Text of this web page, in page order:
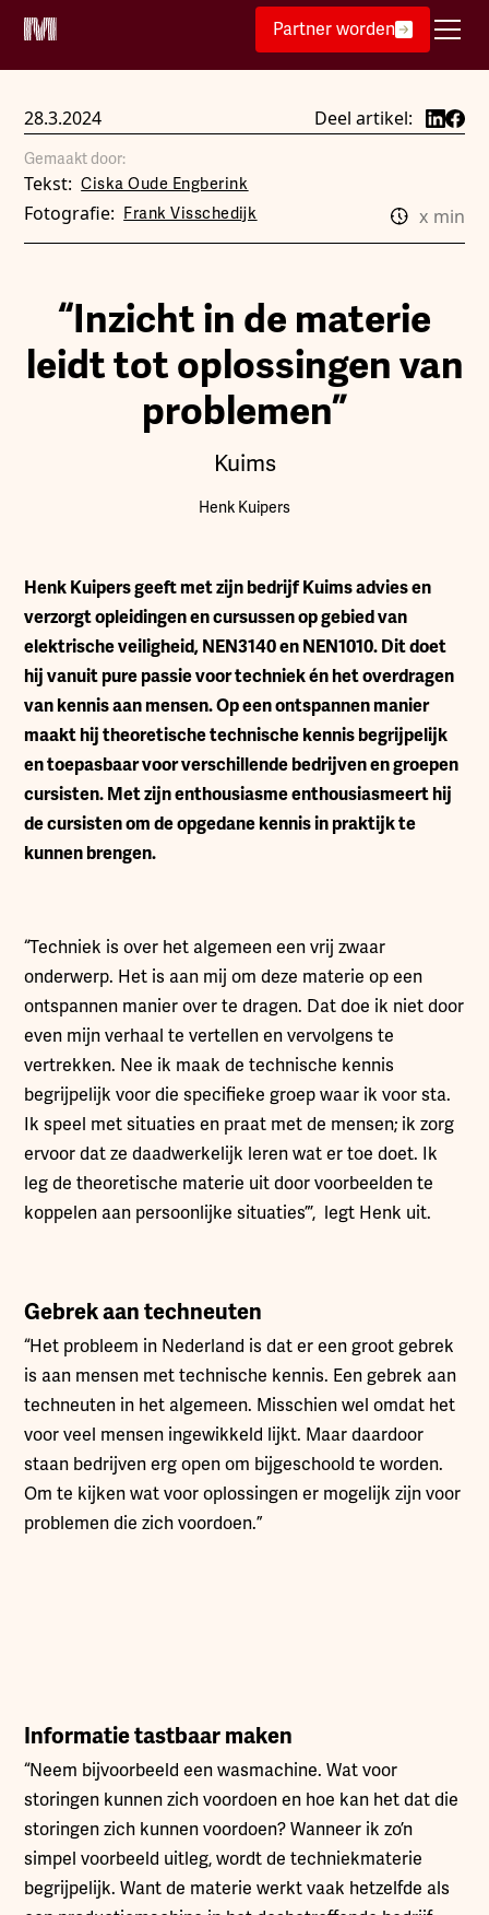
Partner worden
28.3.2024 Deel artikel:
Gemaakt door:
Tekst: Ciska Oude Engberink
Fotografie: Frank Visschedijk x min
“Inzicht in de materie
leidt tot oplossingen van
problemen”
Kuims
Henk Kuipers
Henk Kuipers geeft met zijn bedrijf Kuims advies en
verzorgt opleidingen en cursussen op gebied van
elektrische veiligheid, NEN3140 en NEN1010. Dit doet
hij vanuit pure passie voor techniek én het overdragen
van kennis aan mensen. Op een ontspannen manier
maakt hij theoretische technische kennis begrijpelijk
en toepasbaar voor verschillende bedrijven en groepen
cursisten. Met zijn enthousiasme enthousiasmeert hij
de cursisten om de opgedane kennis in praktijk te
kunnen brengen.
“Techniek is over het algemeen een vrij zwaar
onderwerp. Het is aan mij om deze materie op een
ontspannen manier over te dragen. Dat doe ik niet door
even mijn verhaal te vertellen en vervolgens te
vertrekken. Nee ik maak de technische kennis
begrijpelijk voor die specifieke groep waar ik voor sta.
Ik speel met situaties en praat met de mensen; ik zorg
ervoor dat ze daadwerkelijk leren wat er toe doet. Ik
leg de theoretische materie uit door voorbeelden te
koppelen aan persoonlijke situaties”’, legt Henk uit.
Gebrek aan techneuten
“Het probleem in Nederland is dat er een groot gebrek
is aan mensen met technische kennis. Een gebrek aan
techneuten in het algemeen. Misschien wel omdat het
voor veel mensen ingewikkeld lijkt. Maar daardoor
staan bedrijven erg open om bijgeschoold te worden.
Om te kijken wat voor oplossingen er mogelijk zijn voor
problemen die zich voordoen.”
Informatie tastbaar maken
“Neem bijvoorbeeld een wasmachine. Wat voor
storingen kunnen zich voordoen en hoe kan het dat die
storingen zich kunnen voordoen? Wanneer ik zo’n
simpel voorbeeld uitleg, wordt de techniekmaterie
begrijpelijk. Want de materie werkt vaak hetzelfde als